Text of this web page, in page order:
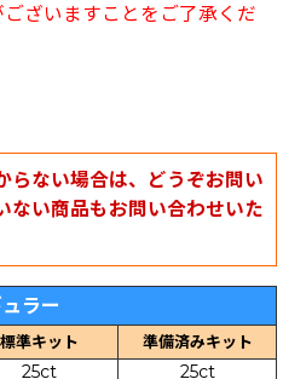
ざいますことをご了承くだ
らない場合は、どうぞお問い
ない商品もお問い合わせいた
ラー
標準キット
準備済みキット
25ct 25ct